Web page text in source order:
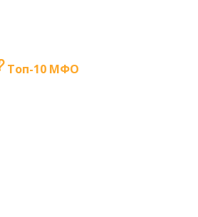
Топ-10 МФО